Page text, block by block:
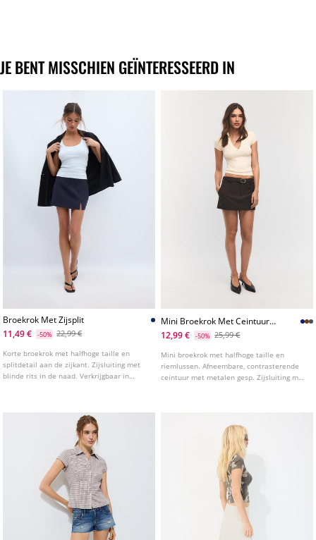
JE BENT MISSCHIEN GEÏNTERESSEERD IN
Broekrok Met Zijsplit
11,49 €
-50% 22,99 €
Korte broekrok met halfhoge taille en
splitdetail aan de zijkant. Zijsluiting met
blinde rits in de naad. Verkrijgbaar in
Mini Broekrok Met Ceintuur
L01294686
12,99 € -50% 25,99 €
Mini broekrok met halfhoge taille en
riemlussen. Afneembare, contrasterende
ceintuur met metalen gesp. Zijsluiting met